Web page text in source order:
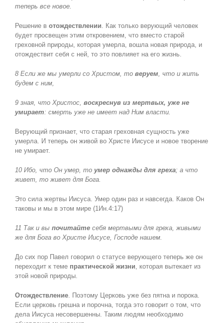
теперь все новое.
Решение в отождествлении. Как только верующий человек
будет просвещен этим откровением, что вместо старой
греховной природы, которая умерла, вошла новая природа, и
отождествит себя с ней, то это повлияет на его жизнь.
8 Если же мы умерли со Христом, то веруем, что и жить
будем с ним,
9 зная, что Христос, воскреснув из мертвых, уже не
умирает: смерть уже не имеет над Ним власти.
Верующий признает, что старая греховная сущность уже
умерла. И теперь он живой во Христе Иисусе и новое творение
не умирает.
10 Ибо, что Он умер, то умер однажды для греха; а что
живет, то живет для Бога.
Это сила жертвы Иисуса. Умер один раз и навсегда. Каков Он
таковы и мы в этом мире (1Ин.4:17)
11 Так и вы почитайтесебя мертвыми для греха, живыми
же для Бога во Христе Иисусе, Господе нашем.
До сих пор Павел говорил о статусе верующего теперь же он
переходит к теме практической жизни, которая вытекает из
этой новой природы.
Отождествление. Поэтому Церковь уже без пятна и порока.
Если церковь грешна и порочна, тогда это говорит о том, что
дела Иисуса несовершенны. Таким людям необходимо